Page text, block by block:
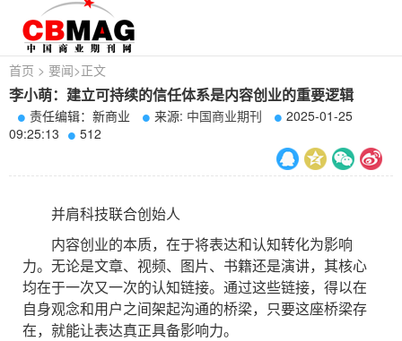
首页 > 要闻>正文
李小萌：建立可持续的信任体系是内容创业的重要逻辑
责任编辑：新商业 来源: 中国商业期刊
2025-01-25
09:25:13
512
并肩科技联合创始人
内容创业的本质，在于将表达和认知转化为影响
力。无论是文章、视频、图片、书籍还是演讲，其核心
均在于一次又一次的认知链接。通过这些链接，得以在
自身观念和用户之间架起沟通的桥梁，只要这座桥梁存
在，就能让表达真正具备影响力。